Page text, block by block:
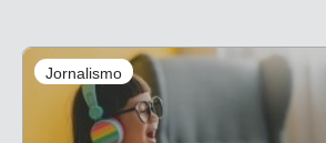
Jornalismo